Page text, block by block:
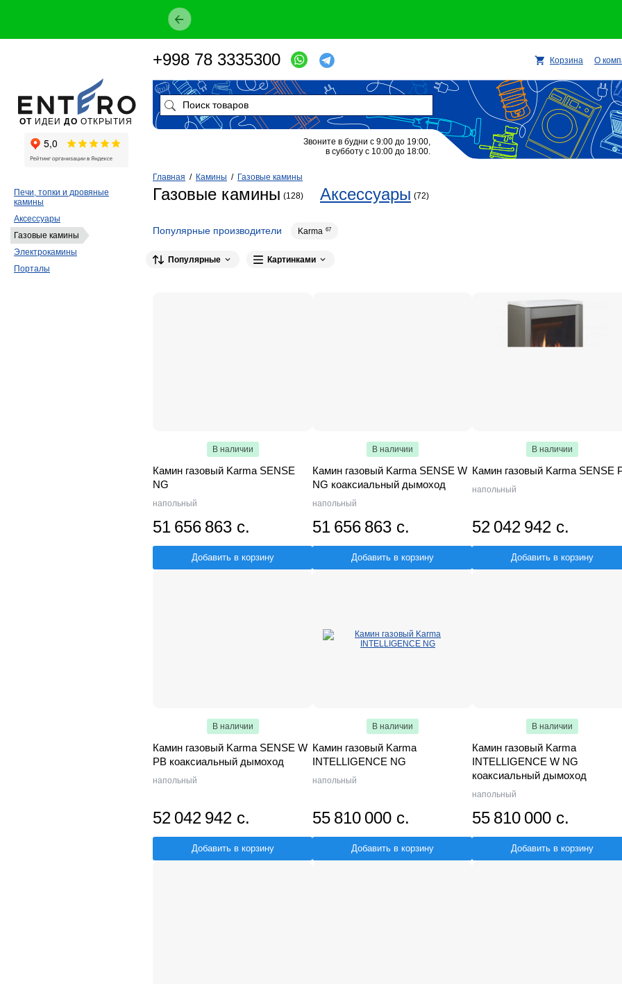
Главная / Камины / Газовые камины
Газовые камины (128) Аксессуары (72)
Популярные производители Karma 67
Популярные Картинками
В наличии
Камин газовый Karma SENSE
NG
напольный
51 656 863 с.
Добавить в корзину
В наличии
Камин газовый Karma SENSE W
NG коаксиальный дымоход
напольный
51 656 863 с.
Добавить в корзину
В наличии
Камин газовый Karma SENSE
напольный
52 042 942 с.
Добавить в корзину
В наличии
Камин газовый Karma SENSE W
PB коаксиальный дымоход
напольный
52 042 942 с.
Добавить в корзину
В наличии
Камин газовый Karma
INTELLIGENCE NG
напольный
55 810 000 с.
Добавить в корзину
В наличии
Камин газовый Karma
INTELLIGENCE W NG
коаксиальный дымоход
напольный
55 810 000 с.
Добавить в корзину
Печи, топки и дровяные
камины
Аксессуары
Газовые камины
Электрокамины
Порталы
ОТ ИДЕИ ДО ОТКРЫТИЯ
+998 78 3335300 Корзина О
Звоните в будни с 9:00 до 19:00,
в субботу с 10:00 до 18:00.